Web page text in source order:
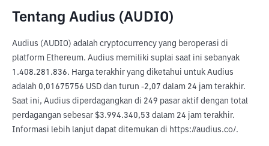
Tentang Audius (AUDIO)
Audius (AUDIO) adalah cryptocurrency yang beroperasi di
platform Ethereum. Audius memiliki suplai saat ini sebanyak
1.408.281.836. Harga terakhir yang diketahui untuk Audius
adalah 0,01675756 USD dan turun -2,07 dalam 24 jam terakhir.
Saat ini, Audius diperdagangkan di 249 pasar aktif dengan total
perdagangan sebesar $3.994.340,53 dalam 24 jam terakhir.
Informasi lebih lanjut dapat ditemukan di https://audius.co/.